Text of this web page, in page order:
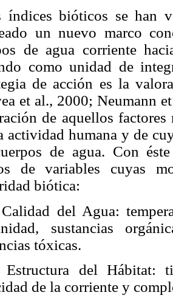
índices bióticos se han
un nuevo marco
de agua corriente
como unidad de
de acción es la
et al., 2000; Neumann
de aquellos
actividad humana y de
de agua. Con
de variables cuyas
biótica:
del Agua:
sustancias
tóxicas.
del Hábitat:
de la corriente y